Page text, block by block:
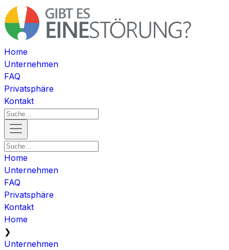
Home
Unternehmen
FAQ
Privatsphäre
Kontakt
Home
Unternehmen
FAQ
Privatsphäre
Kontakt
Home
❯
Unternehmen